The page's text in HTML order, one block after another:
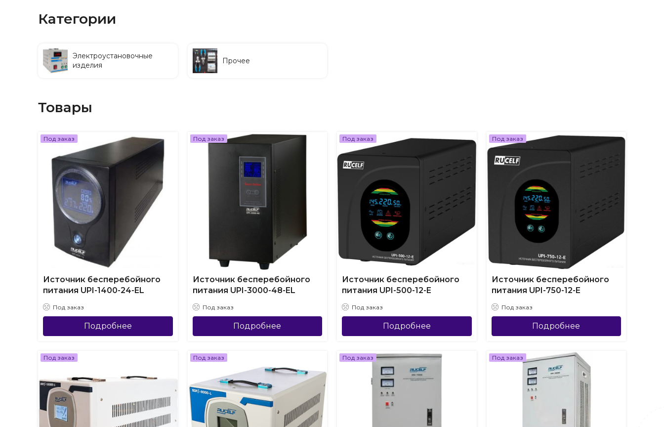
Категории
Электроустановочные
изделия
Прочее
Товары
Под заказ
Источник бесперебойного
питания UPI-1400-24-EL
Под заказ
Подробнее
Под заказ
Источник бесперебойного
питания UPI-3000-48-EL
Под заказ
Подробнее
Под заказ
Источник бесперебойного
питания UPI-500-12-E
Под заказ
Подробнее
Под заказ
Источник бесперебойного
питания UPI-750-12-E
Под заказ
Подробнее
Под заказ Под заказ Под заказ Под заказ